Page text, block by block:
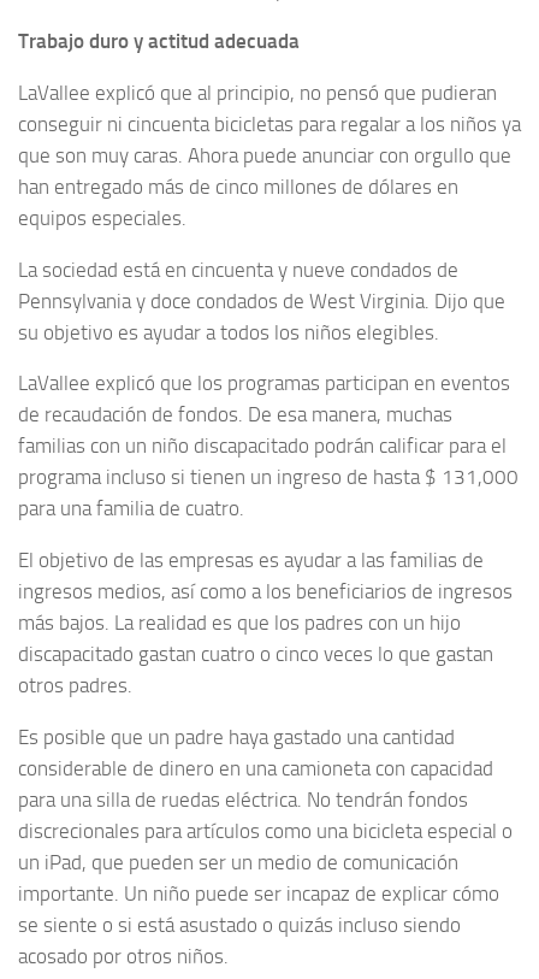
Trabajo duro y actitud adecuada
LaVallee explicó que al principio, no pensó que pudieran
conseguir ni cincuenta bicicletas para regalar a los niños ya
que son muy caras. Ahora puede anunciar con orgullo que
han entregado más de cinco millones de dólares en
equipos especiales.
La sociedad está en cincuenta y nueve condados de
Pennsylvania y doce condados de West Virginia. Dijo que
su objetivo es ayudar a todos los niños elegibles.
LaVallee explicó que los programas participan en eventos
de recaudación de fondos. De esa manera, muchas
familias con un niño discapacitado podrán calificar para el
programa incluso si tienen un ingreso de hasta $ 131,000
para una familia de cuatro.
El objetivo de las empresas es ayudar a las familias de
ingresos medios, así como a los beneficiarios de ingresos
más bajos. La realidad es que los padres con un hijo
discapacitado gastan cuatro o cinco veces lo que gastan
otros padres.
Es posible que un padre haya gastado una cantidad
considerable de dinero en una camioneta con capacidad
para una silla de ruedas eléctrica. No tendrán fondos
discrecionales para artículos como una bicicleta especial o
un iPad, que pueden ser un medio de comunicación
importante. Un niño puede ser incapaz de explicar cómo
se siente o si está asustado o quizás incluso siendo
acosado por otros niños.